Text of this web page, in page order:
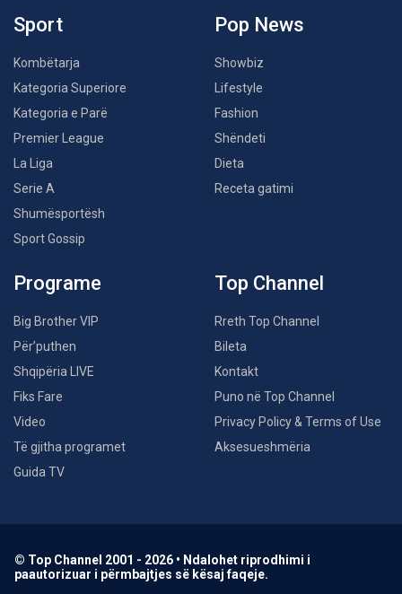
Sport
Kombëtarja
Kategoria Superiore
Kategoria e Parë
Premier League
La Liga
Serie A
Shumësportësh
Sport Gossip
Pop News
Showbiz
Lifestyle
Fashion
Shëndeti
Dieta
Receta gatimi
Programe
Big Brother VIP
Për’puthen
Shqipëria LIVE
Fiks Fare
Video
Të gjitha programet
Guida TV
Top Channel
Rreth Top Channel
Bileta
Kontakt
Puno në Top Channel
Privacy Policy & Terms of Use
Aksesueshmëria
© Top Channel 2001 - 2026 • Ndalohet riprodhimi i
paautorizuar i përmbajtjes së kësaj faqeje.